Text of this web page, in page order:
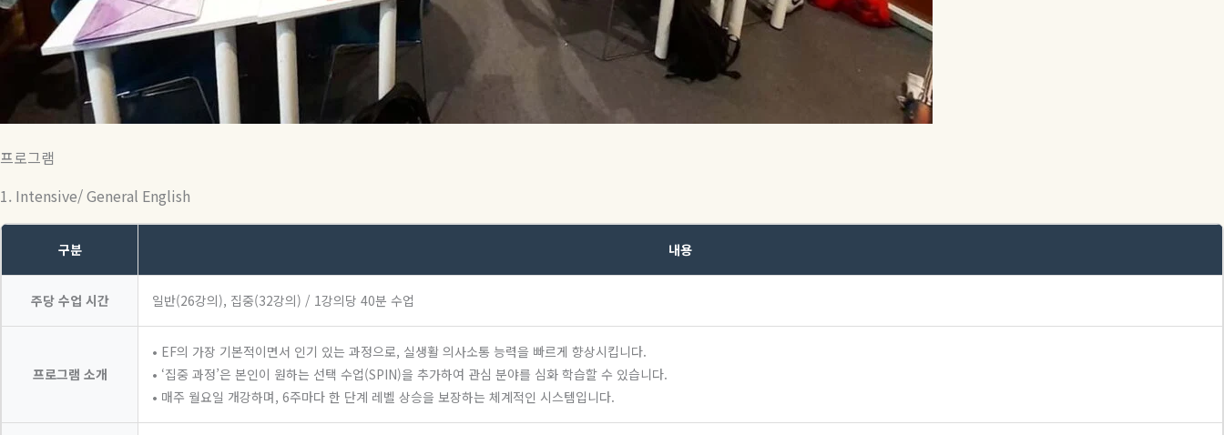
프로그램
1. Intensive/ General English
구분 내용
주당 수업 시간 일반(26강의), 집중(32강의) / 1강의당 40분 수업
프로그램 소개
• EF의 가장 기본적이면서 인기 있는 과정으로, 실생활 의사소통 능력을 빠르게 향상시킵니다.
• ‘집중 과정’은 본인이 원하는 선택 수업(SPIN)을 추가하여 관심 분야를 심화 학습할 수 있습니다.
• 매주 월요일 개강하며, 6주마다 한 단계 레벨 상승을 보장하는 체계적인 시스템입니다.